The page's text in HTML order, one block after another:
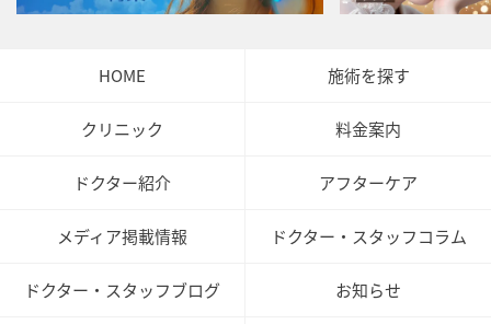
HOME 施術を探す
クリニック 料金案内
ドクター紹介 アフターケア
メディア掲載情報 ドクター・スタッフコラム
ドクター・スタッフブログ お知らせ